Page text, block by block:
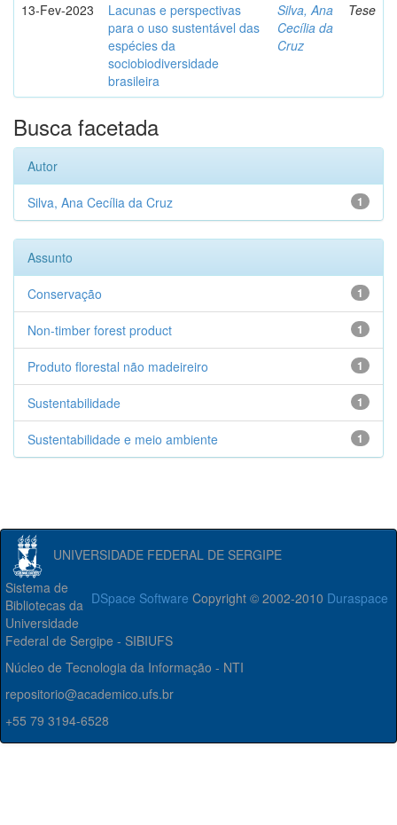
13-Fev-2023
Lacunas e perspectivas
para o uso sustentável das
espécies da
sociobiodiversidade
brasileira
Silva, Ana
Cecília da
Cruz
Tese
Busca facetada
Autor
1
Silva, Ana Cecília da Cruz
Assunto
1
Conservação
1
Non-timber forest product
1
Produto florestal não madeireiro
1
Sustentabilidade
1
Sustentabilidade e meio ambiente
UNIVERSIDADE FEDERAL DE SERGIPE
DSpace Software Copyright © 2002-2010 Duraspace
Sistema de
Bibliotecas da
Universidade
Federal de Sergipe - SIBIUFS
Núcleo de Tecnologia da Informação - NTI
repositorio@academico.ufs.br
+55 79 3194-6528